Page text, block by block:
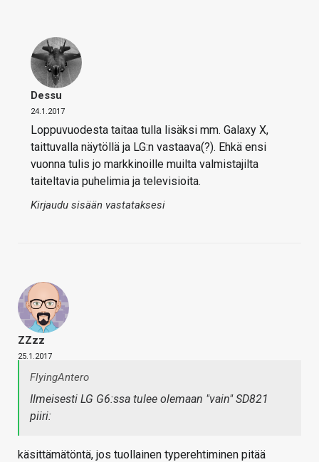
Dessu
24.1.2017
Loppuvuodesta taitaa tulla lisäksi mm. Galaxy X,
taittuvalla näytöllä ja LG:n vastaava(?). Ehkä ensi
vuonna tulis jo markkinoille muilta valmistajilta
taiteltavia puhelimia ja televisioita.
Kirjaudu sisään vastataksesi
ZZzz
25.1.2017
FlyingAntero
Ilmeisesti LG G6:ssa tulee olemaan "vain" SD821
piiri:
käsittämätöntä, jos tuollainen typerehtiminen pitää